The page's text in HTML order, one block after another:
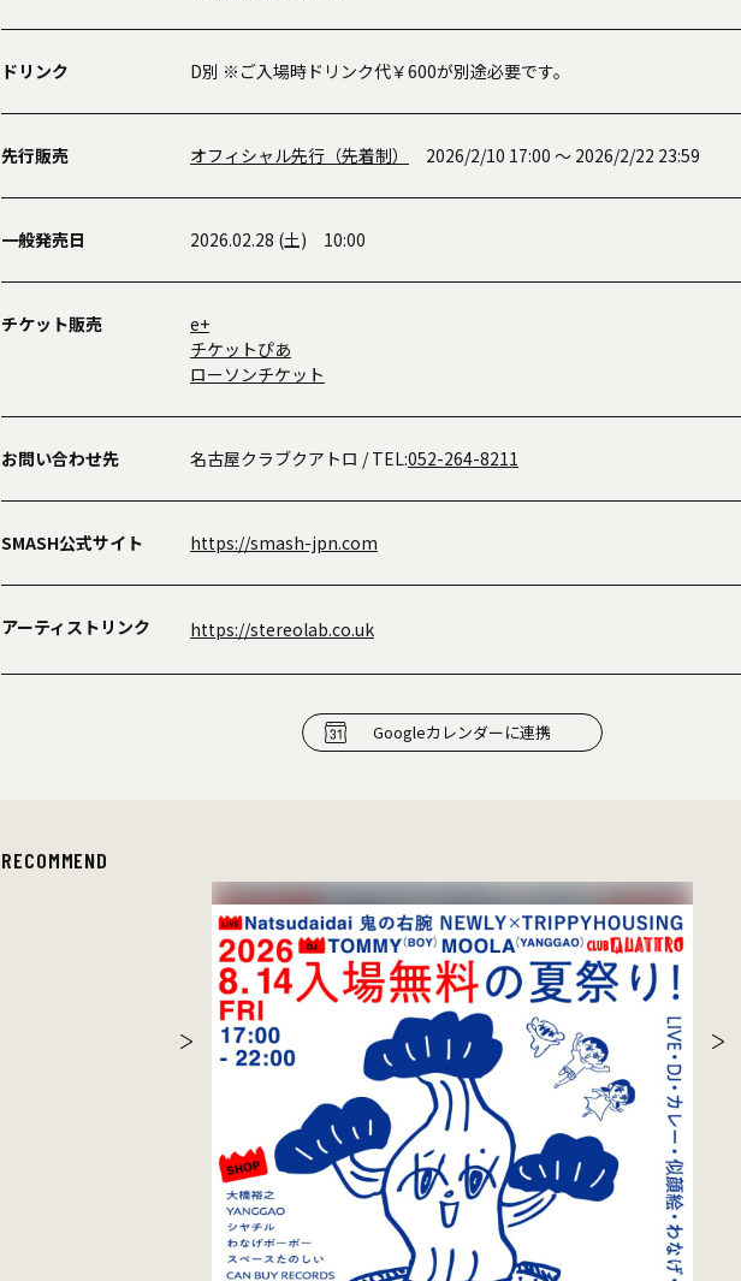
ドリンク D別 ※ご入場時ドリンク代￥600が別途必要です。
先行販売 オフィシャル先行（先着制） 2026/2/10 17:00 ～ 2026/2/22 23:59
一般発売日 2026.02.28 (土) 10:00
チケット販売
e+
チケットぴあ
ローソンチケット
お問い合わせ先 名古屋クラブクアトロ / TEL:052-264-8211
SMASH公式サイト https://smash-jpn.com
アーティストリンク https://stereolab.co.uk
Googleカレンダーに連携
RECOMMEND